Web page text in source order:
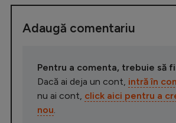
Adaugă comentariu
Pentru a comenta, trebuie să
Dacă ai deja un cont, intră în
nu ai cont, click aici pentru a
nou.